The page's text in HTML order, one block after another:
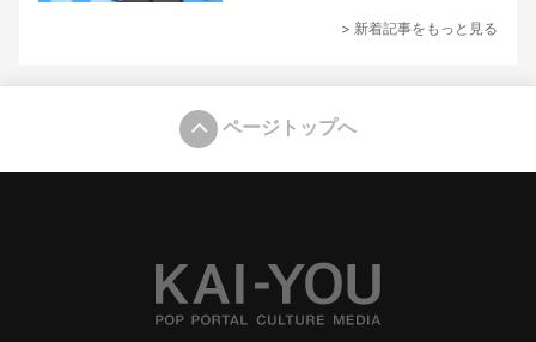
> 新着記事をもっと見る
ページトップへ